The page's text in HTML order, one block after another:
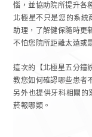
惱，並協助院所提升各
北極星不只是您的系統
助理，了解健保隨時更
不怕您院所距離太遠或
這次的【北極星五分鐘
教您如何確認哪些患者
另外也提供牙科相關的
菸報哪類。